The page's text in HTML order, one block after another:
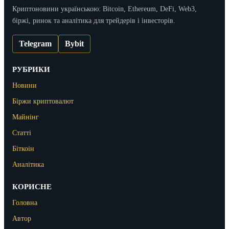
Криптоновини українською: Bitcoin, Ethereum, DeFi, Web3,
біржі, ринок та аналітика для трейдерів і інвесторів.
Telegram Bybit
РУБРИКИ
Новини
Біржи криптовалют
Майнінг
Статті
Біткоін
Аналітика
КОРИСНЕ
Головна
Автор